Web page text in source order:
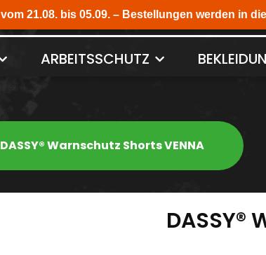
ARBEITSSCHUTZ
DASSY® Warnschutz Shorts VENNA
DASSY®